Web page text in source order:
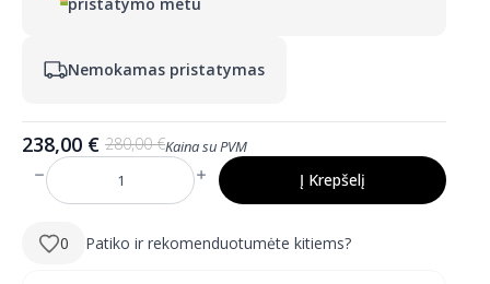
Nemokamas pristatymas
280,00€
Pradinė
kaina
buvo:
238,00 €
Dabartinė
kaina
yra:
Kaina su PVM
produkto
kiekis:
mm
Į Krepšelį
0 Patiko ir rekomenduotumėte kitiems?